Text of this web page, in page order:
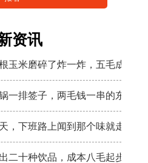
资讯
玉米磨碎了炸一炸，五毛成本卖
一排签子，两毛钱一串的东西炸
，下班路上闻到那个味就走不动
二十种饮品，成本八毛起步